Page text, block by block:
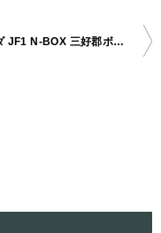
ホンダ JF1 N-BOX 三好郡ボディガラスコーティング